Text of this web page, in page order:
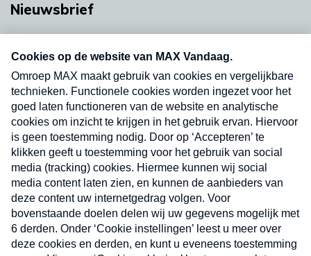
Nieuwsbrief
nieuwsbrief. Elke vrijdag- en dinsdagochtend in
uw mailbox.
Verzend
Nieuwsbrief